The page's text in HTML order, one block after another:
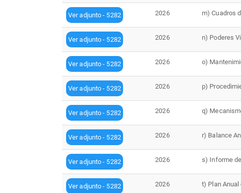
Ver adjunto - 5282 2026 m) Cuadros
Ver adjunto - 5282 2026 n) Poderes
Ver adjunto - 5282 2026 o)
Ver adjunto - 5282 2026 p)
Ver adjunto - 5282 2026 q)
Ver adjunto - 5282 2026 r) Balance
Ver adjunto - 5282 2026 s) Informe
Ver adjunto - 5282 2026 t) Plan